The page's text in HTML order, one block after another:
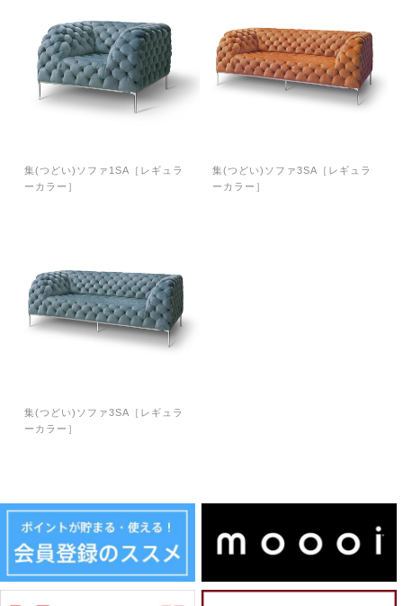
集(つどい)ソファ1SA［レギュラ
ーカラー］
集(つどい)ソファ3SA［レギュラ
ーカラー］
集(つどい)ソファ3SA［レギュラ
ーカラー］